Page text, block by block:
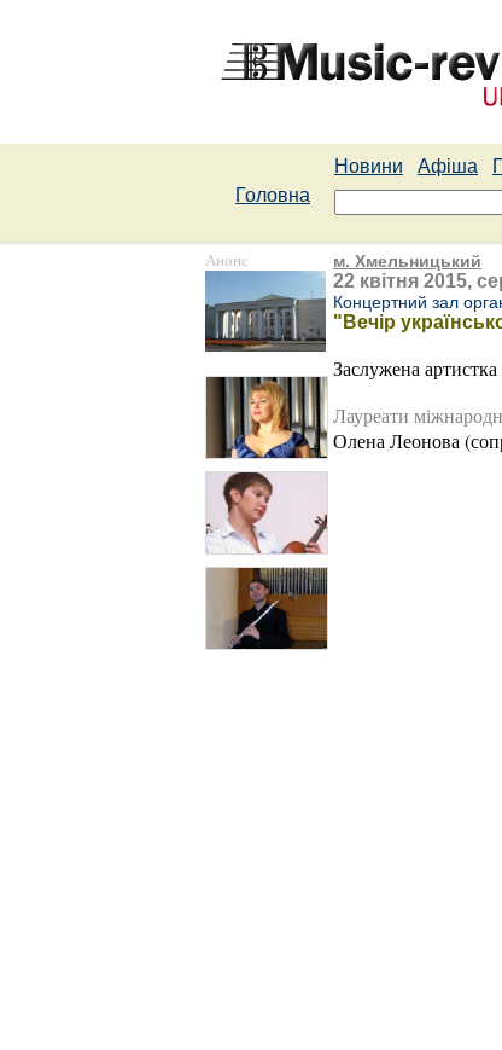
Новини Афіша
Головна
Анонс м. Хмельницький
22 квітня 2015,
Концертний зал
"Вечір
Заслужена
Лауреати
Олена Леонова